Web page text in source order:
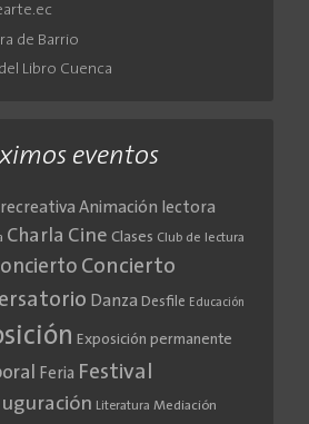
de Barrio
Libro Cuenca
eventos
Animación lectora
Charla Cine Clases Club de lectura
Concierto
Danza Desfile Educación
Exposición permanente
Feria Festival
Literatura Mediación